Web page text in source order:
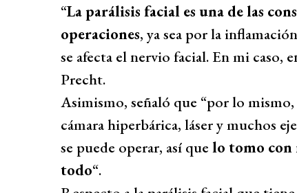
“La parálisis facial es una de las
operaciones, ya sea por la
se afecta el nervio facial. En mi
Precht.
Asimismo, señaló que “por lo
cámara hiperbárica, láser y muchos
se puede operar, así que lo tomo con
todo“.